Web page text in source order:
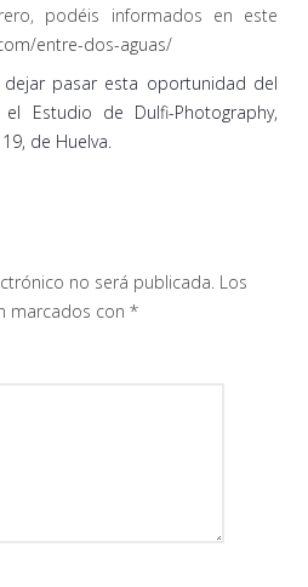
podéis informados en este
entre-dos-aguas/
pasar esta oportunidad del
Estudio de Dulfi-Photography,
de Huelva.
no será publicada. Los
marcados con *